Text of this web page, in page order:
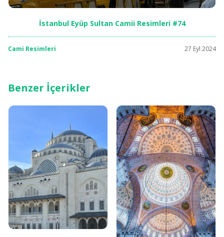
İstanbul Eyüp Sultan Camii Resimleri #74
Cami Resimleri 27 Eyl 2024
Benzer İçerikler